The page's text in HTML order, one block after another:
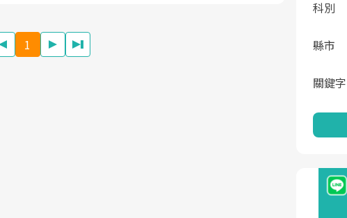
1
科別
縣市
關鍵字